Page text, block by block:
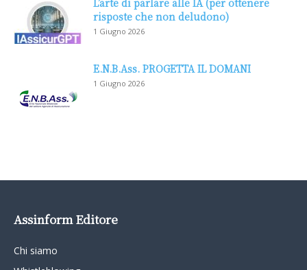
L’arte di parlare alle IA (per ottenere
risposte che non deludono)
1 Giugno 2026
E.N.B.Ass. PROGETTA IL DOMANI
1 Giugno 2026
Assinform Editore
Chi siamo